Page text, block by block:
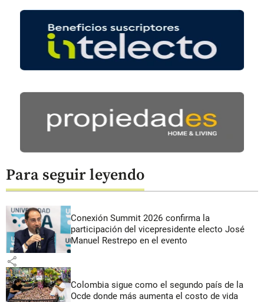
Para seguir leyendo
Conexión Summit 2026 confirma la
participación del vicepresidente electo José
Manuel Restrepo en el evento
share
Colombia sigue como el segundo país de la
Ocde donde más aumenta el costo de vida